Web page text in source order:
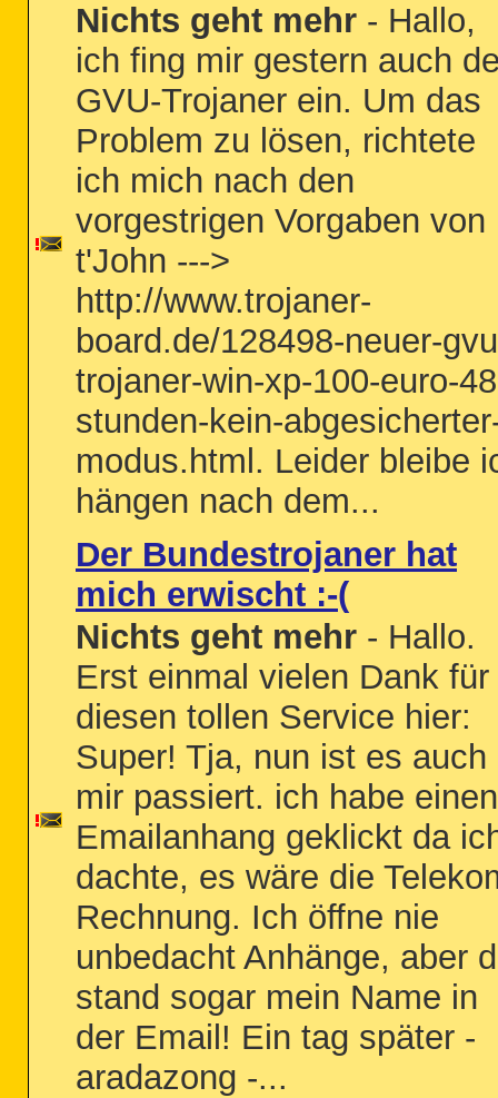
Nichts geht mehr - Hallo,
ich fing mir gestern auch
GVU-Trojaner ein. Um das
Problem zu lösen, richtete
ich mich nach den
vorgestrigen Vorgaben von
t'John --->
http://www.trojaner-
board.de/128498-neuer-
trojaner-win-xp-100-euro-
stunden-kein-
modus.html. Leider bleibe
hängen nach dem...
Der Bundestrojaner hat
mich erwischt :-(
Nichts geht mehr - Hallo.
Erst einmal vielen Dank für
diesen tollen Service hier:
Super! Tja, nun ist es auch
mir passiert. ich habe einen
Emailanhang geklickt da
dachte, es wäre die
Rechnung. Ich öffne nie
unbedacht Anhänge, aber
stand sogar mein Name in
der Email! Ein tag später -
aradazong -...